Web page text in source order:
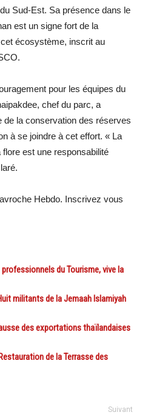
Sud-Est. Sa présence dans le
est un signe fort de la
écosystème, inscrit au
pour les équipes du
chef du parc, a
de la conservation des réserves
à se joindre à cet effort. « La
est une responsabilité
Hebdo. Inscrivez vous
du Tourisme, vive la
militants de la Jemaah Islamiyah
des exportations thaïlandaises
de la Terrasse des
Suivant